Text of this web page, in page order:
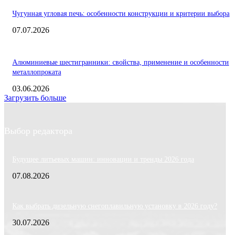
Чугунная угловая печь: особенности конструкции и критерии выбора
07.07.2026
Алюминиевые шестигранники: свойства, применение и особенности
металлопроката
03.06.2026
Загрузить больше
Выбор редактора
Будущее литьевых машин: инновации и тренды 2026 года
07.08.2026
Как выбрать дизельную снегоплавильную установку в 2026 году?
30.07.2026